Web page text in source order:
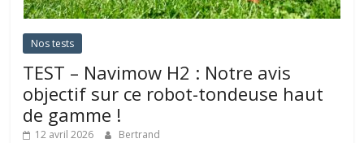
Nos tests
TEST – Navimow H2 : Notre avis
objectif sur ce robot-tondeuse haut
de gamme !
12 avril 2026 Bertrand